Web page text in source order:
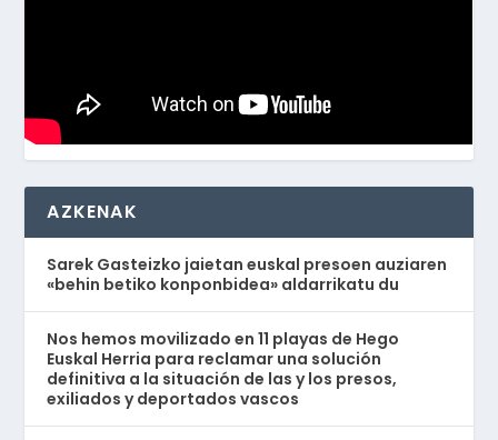
AZKENAK
Sarek Gasteizko jaietan euskal presoen auziaren
«behin betiko konponbidea» aldarrikatu du
Nos hemos movilizado en 11 playas de Hego
Euskal Herria para reclamar una solución
definitiva a la situación de las y los presos,
exiliados y deportados vascos